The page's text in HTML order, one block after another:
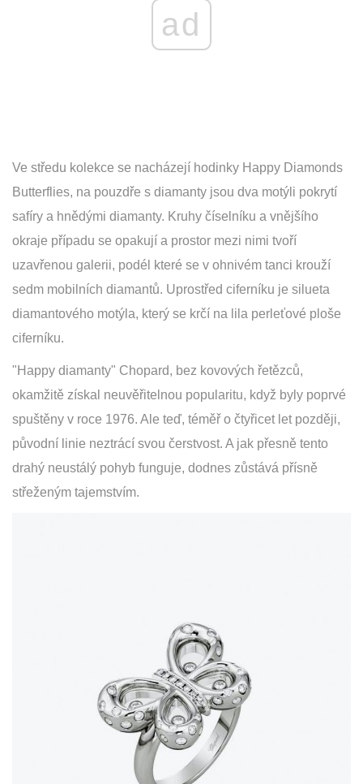
ad
Ve středu kolekce se nacházejí hodinky Happy Diamonds
Butterflies, na pouzdře s diamanty jsou dva motýli pokrytí
safíry a hnědými diamanty. Kruhy číselníku a vnějšího
okraje případu se opakují a prostor mezi nimi tvoří
uzavřenou galerii, podél které se v ohnivém tanci krouží
sedm mobilních diamantů. Uprostřed ciferníku je silueta
diamantového motýla, který se krčí na lila perleťové ploše
ciferníku.
"Happy diamanty" Chopard, bez kovových řetězců,
okamžitě získal neuvěřitelnou popularitu, když byly poprvé
spuštěny v roce 1976. Ale teď, téměř o čtyřicet let později,
původní linie neztrácí svou čerstvost. A jak přesně tento
drahý neustálý pohyb funguje, dodnes zůstává přísně
střeženým tajemstvím.